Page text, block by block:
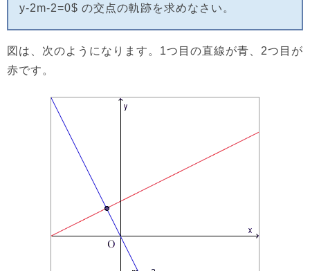
y-2m-2=0$ の交点の軌跡を求めなさい。
図は、次のようになります。1つ目の直線が青、2つ目が
赤です。